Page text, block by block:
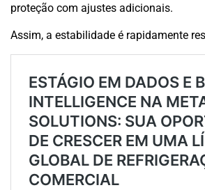
proteção com ajustes adicionais.
Assim, a estabilidade é rapidamente